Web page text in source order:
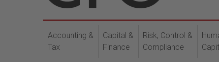
Accounting &
Tax
Capital &
Finance
Risk, Control &
Compliance